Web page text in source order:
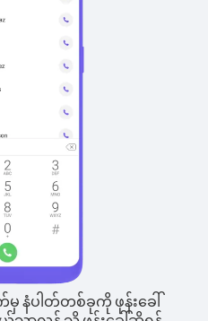
မှ နံပါတ်တစ်ခုကို ဖုန်းခေါ်